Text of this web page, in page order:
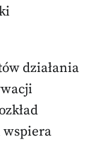
działania
wspiera